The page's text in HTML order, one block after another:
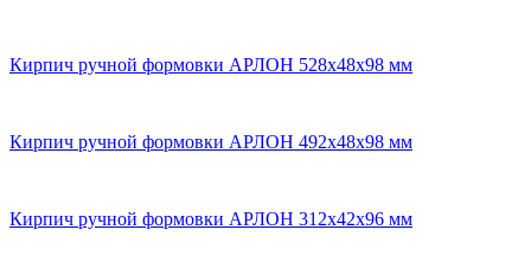
Кирпич ручной формовки АРЛОН 528х48х98 мм
Кирпич ручной формовки АРЛОН 492x48x98 мм
Кирпич ручной формовки АРЛОН 312х42х96 мм